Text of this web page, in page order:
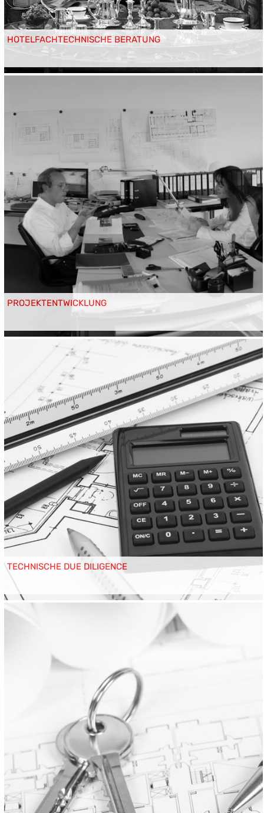
HOTELFACHTECHNISCHE BERATUNG
PROJEKTENTWICKLUNG
TECHNISCHE DUE DILIGENCE